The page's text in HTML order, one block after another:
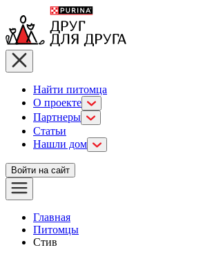
Найти питомца
О проекте
Партнеры
Статьи
Нашли дом
Войти на сайт
Главная
Питомцы
Стив